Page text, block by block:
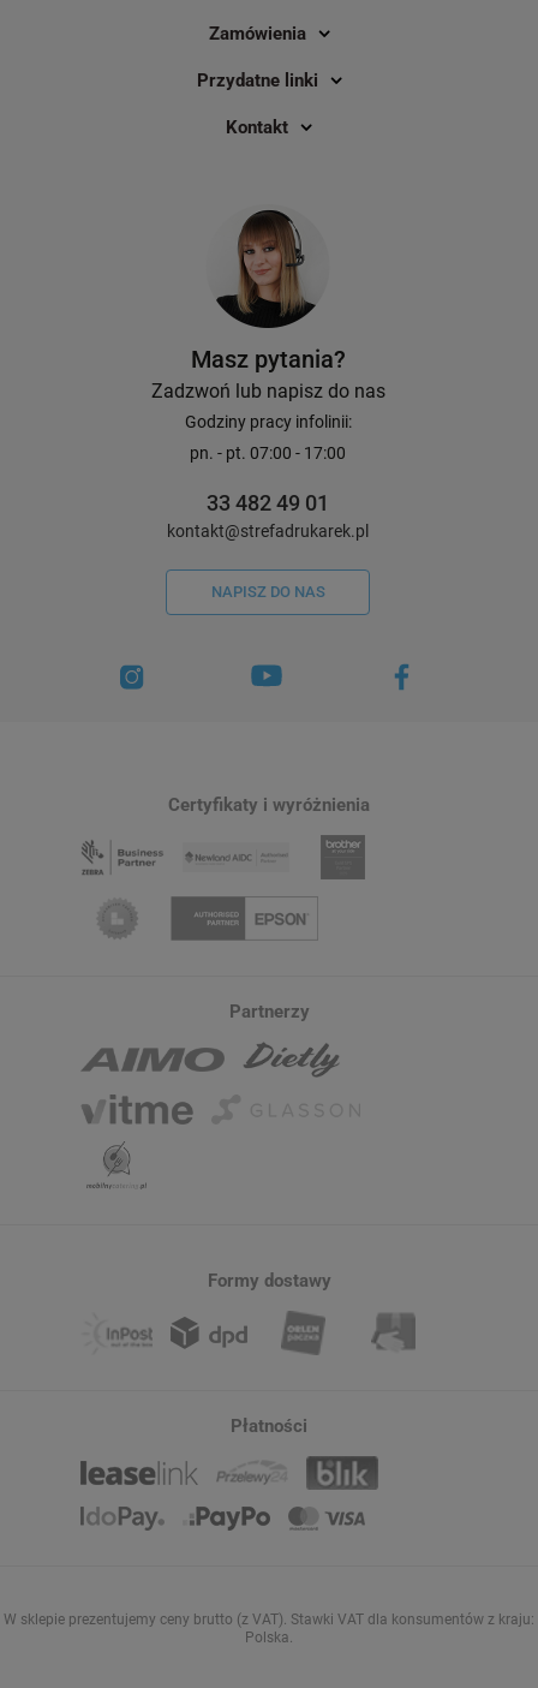
Zamówienia
Przydatne linki
Kontakt
Masz pytania?
Zadzwoń lub napisz do nas
Godziny pracy infolinii:
pn. - pt. 07:00 - 17:00
33 482 49 01
kontakt@strefadrukarek.pl
NAPISZ DO NAS
Certyfikaty i wyróżnienia
Partnerzy
Formy dostawy
Płatności
W sklepie prezentujemy ceny brutto (z VAT). Stawki VAT dla konsumentów z kraju:
Polska